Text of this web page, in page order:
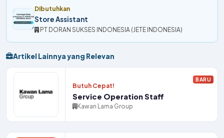
Dibutuhkan
Store Assistant
PT DORAN SUKSES INDONESIA (JETE INDONESIA)
Artikel Lainnya yang Relevan
Butuh Cepat!
Service Operation Staff
Kawan Lama Group
BARU